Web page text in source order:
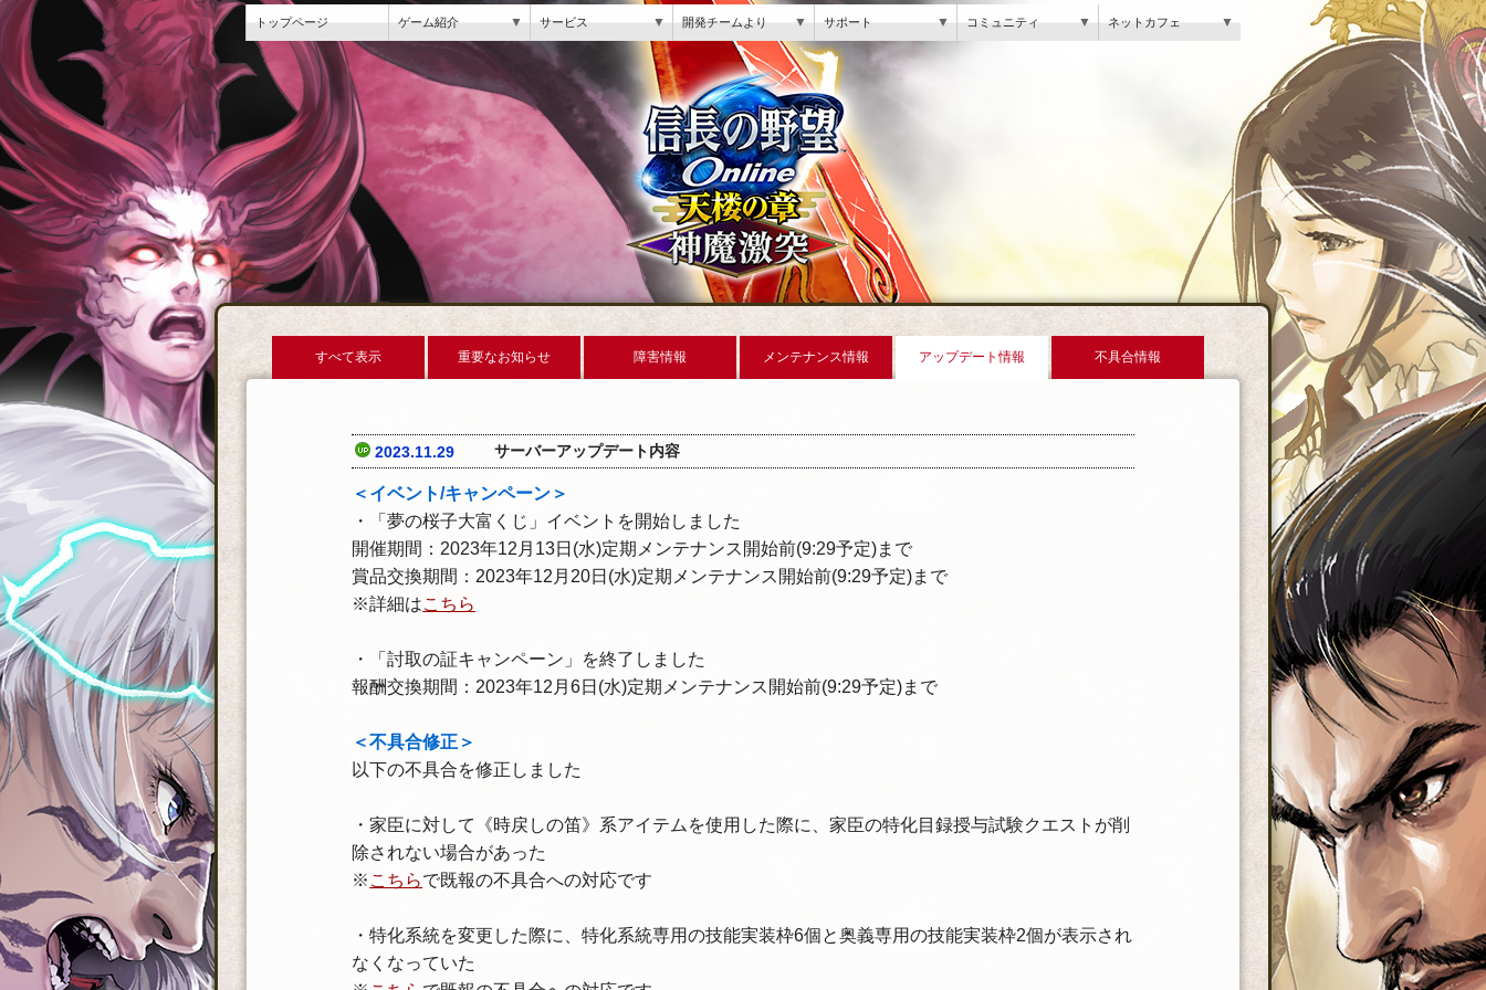
トップページ ゲーム紹介 ▼ サービス ▼ 開発チームより ▼ サポート ▼ コミュニティ ▼ ネットカフェ ▼
すべて表示 重要なお知らせ 障害情報 メンテナンス情報 アップデート情報 不具合情報
2023.11.29 サーバーアップデート内容
＜イベント/キャンペーン＞
・「夢の桜子大富くじ」イベントを開始しました
開催期間：2023年12月13日(水)定期メンテナンス開始前(9:29予定)まで
賞品交換期間：2023年12月20日(水)定期メンテナンス開始前(9:29予定)まで
※詳細はこちら
・「討取の証キャンペーン」を終了しました
報酬交換期間：2023年12月6日(水)定期メンテナンス開始前(9:29予定)まで
＜不具合修正＞
以下の不具合を修正しました
・家臣に対して《時戻しの笛》系アイテムを使用した際に、家臣の特化目録授与試験クエストが削
除されない場合があった
※ こちらで既報の不具合への対応です
・特化系統を変更した際に、特化系統専用の技能実装枠6個と奥義専用の技能実装枠2個が表示され
なくなっていた